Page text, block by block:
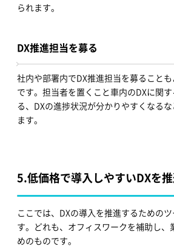
られます。
DX推進担当を募る
社内や部署内でDX推進担当を募ること
です。担当者を置くこと車内のDXに関
る、DXの進捗状況が分かりやすくなる
ます。
5.低価格で導入しやすいDXを
ここでは、DXの導入を推進するための
す。どれも、オフィスワークを補助し、
めのものです。